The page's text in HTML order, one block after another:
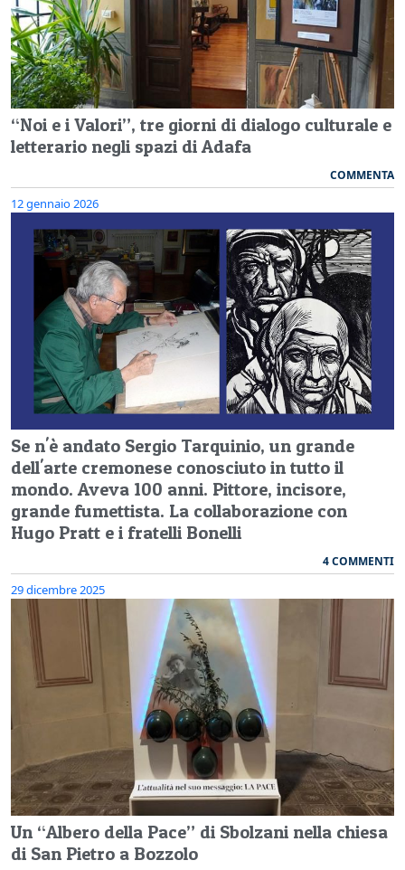
“Noi e i Valori”, tre giorni di dialogo culturale e
letterario negli spazi di Adafa
COMMENTA
12 gennaio 2026
Se n'è andato Sergio Tarquinio, un grande
dell'arte cremonese conosciuto in tutto il
mondo. Aveva 100 anni. Pittore, incisore,
grande fumettista. La collaborazione con
Hugo Pratt e i fratelli Bonelli
4 COMMENTI
29 dicembre 2025
Un “Albero della Pace” di Sbolzani nella chiesa
di San Pietro a Bozzolo